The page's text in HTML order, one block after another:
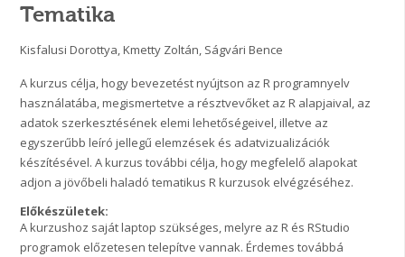
Tematika
Kisfalusi Dorottya, Kmetty Zoltán, Ságvári Bence
A kurzus célja, hogy bevezetést nyújtson az R programnyelv
használatába, megismertetve a résztvevőket az R alapjaival, az
adatok szerkesztésének elemi lehetőségeivel, illetve az
egyszerűbb leíró jellegű elemzések és adatvizualizációk
készítésével. A kurzus további célja, hogy megfelelő alapokat
adjon a jövőbeli haladó tematikus R kurzusok elvégzéséhez.
Előkészületek:
A kurzushoz saját laptop szükséges, melyre az R és RStudio
programok előzetesen telepítve vannak. Érdemes továbbá